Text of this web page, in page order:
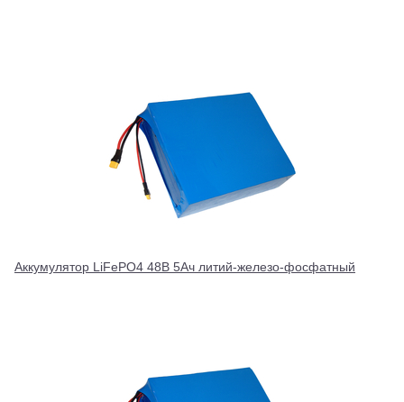
Аккумулятор LiFePO4 48В 5Ач литий-железо-фосфатный